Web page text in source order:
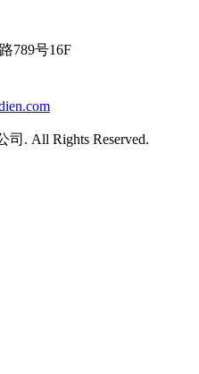
789号16F
. All Rights Reserved.